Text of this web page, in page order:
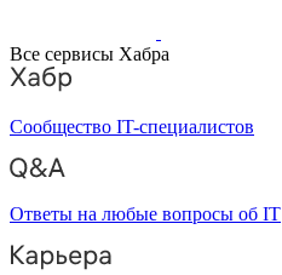
Все сервисы Хабра
Сообщество IT-специалистов
Ответы на любые вопросы об IT